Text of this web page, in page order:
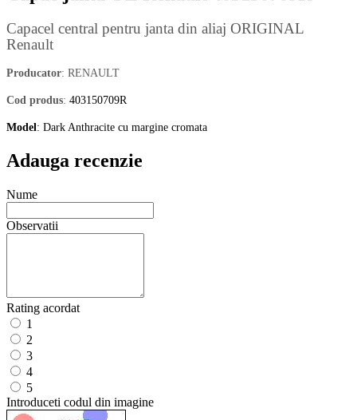
Capacel central pentru janta din aliaj ORIGINAL
Renault
Producator: RENAULT
Cod produs: 403150709R
Model: Dark Anthracite cu margine cromata
Adauga recenzie
Nume
Observatii
Rating acordat
1
2
3
4
5
Introduceti codul din imagine